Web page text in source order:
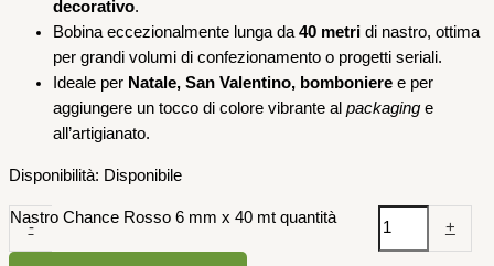
decorativo.
Bobina eccezionalmente lunga da40 metri di nastro, ottima
per grandi volumi di confezionamento o progetti seriali.
Ideale per Natale, San Valentino, bomboniere e per
aggiungere un tocco di colore vibrante al packaging e
all’artigianato.
Disponibilità: Disponibile
-
Nastro Chance Rosso 6 mm x 40 mt quantità
+